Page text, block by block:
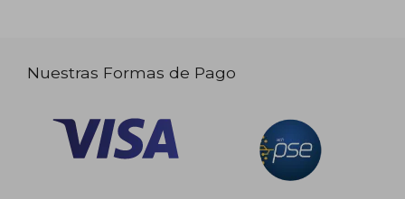
Nuestras Formas de Pago